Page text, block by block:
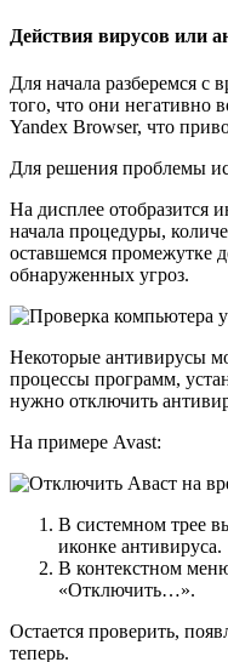
Действия вирусов или
Для начала разберемся с
того, что они негативно
Yandex Browser, что
Для решения проблемы
На дисплее отобразится
начала процедуры,
оставшемся промежутке
обнаруженных угроз.
Некоторые антивирусы
процессы программ,
нужно отключить
На примере Avast:
В системном трее
иконке антивируса.
В контекстном
«Отключить…».
Остается проверить,
теперь.